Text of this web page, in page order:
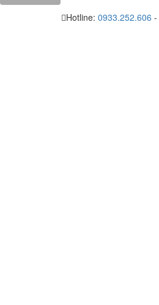
Hotline: 0933.252.606 -